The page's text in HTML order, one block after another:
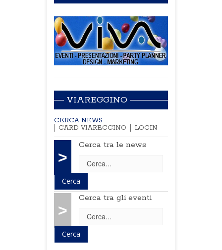
VIAREGGINO
CERCA NEWS
CARD VIAREGGINO
LOGIN
>
Cerca tra le news
>
Cerca tra gli eventi